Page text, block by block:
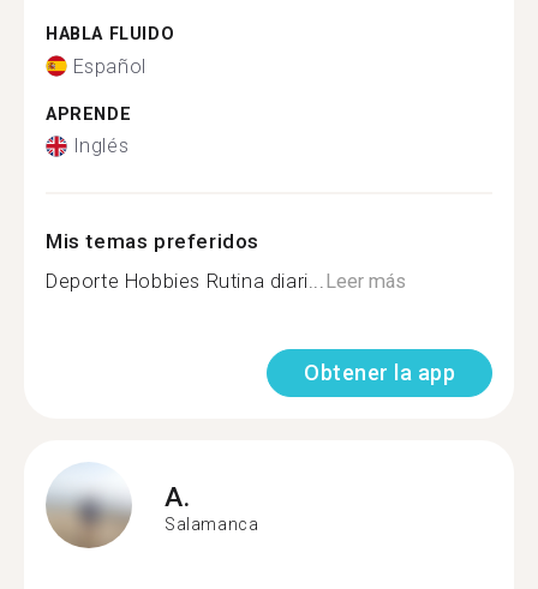
HABLA FLUIDO
Español
APRENDE
Inglés
Mis temas preferidos
Deporte Hobbies Rutina diari...Leer más
Obtener la app
A.
Salamanca